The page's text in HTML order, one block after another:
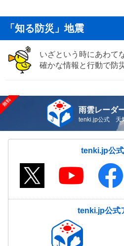
「知る防災」地震
いざという時にあわて
確かな情報と行動で防
雨雲レーダ
tenki.jp公式 天
tenki.jp公
tenki.jp公式